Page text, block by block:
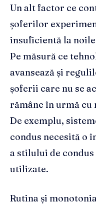
Un alt factor ce
șoferilor
insuficientă la
Pe măsură ce
avansează și
șoferii care nu se
rămâne în urmă
De exemplu,
condus necesită o
a stilului de
utilizate.
Rutina și